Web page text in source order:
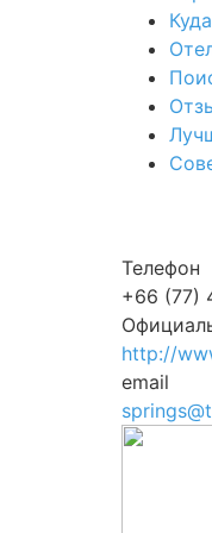
Телефон
+66 (77)
http://
email